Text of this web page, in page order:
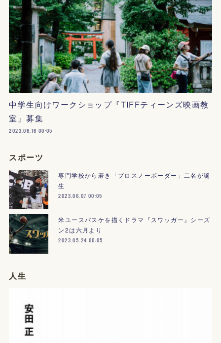
中学生向けワークショップ『TIFFティーンズ映画教
室』募集
2023.06.16 00:05
スポーツ
専門学校から若き「プロスノーボーダー」二名が誕
生
2023.06.07 00:05
米ユースバスケを描くドラマ『スワッガー』シーズ
ン2は六月より
2023.05.24 00:05
人生